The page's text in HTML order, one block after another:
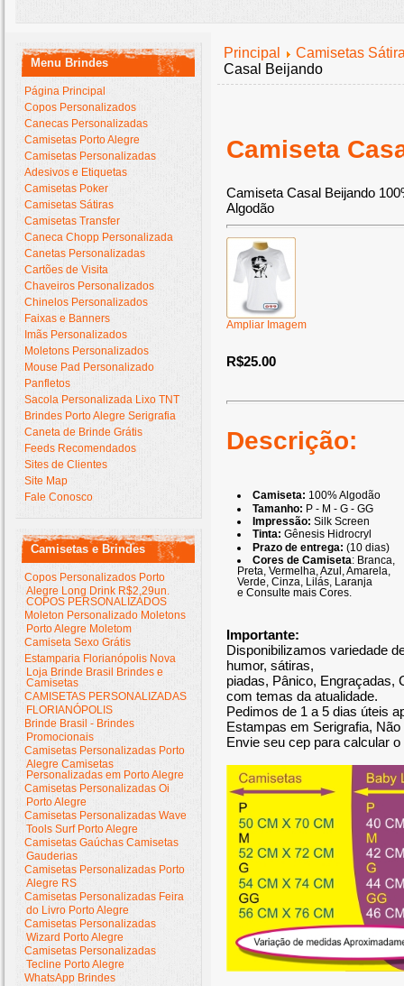
Menu Brindes
Página Principal
Copos Personalizados
Canecas Personalizadas
Camisetas Porto Alegre
Camisetas Personalizadas
Adesivos e Etiquetas
Camisetas Poker
Camisetas Sátiras
Camisetas Transfer
Caneca Chopp Personalizada
Canetas Personalizadas
Cartões de Visita
Chaveiros Personalizados
Chinelos Personalizados
Faixas e Banners
Imãs Personalizados
Moletons Personalizados
Mouse Pad Personalizado
Panfletos
Sacola Personalizada Lixo TNT
Brindes Porto Alegre Serigrafia
Caneta de Brinde Grátis
Feeds Recomendados
Sites de Clientes
Site Map
Fale Conosco
Camisetas e Brindes
Copos Personalizados Porto
Alegre Long Drink R$2,29un.
COPOS PERSONALIZADOS
Moleton Personalizado Moletons
Porto Alegre Moletom
Camiseta Sexo Grátis
Estamparia Florianópolis Nova
Loja Brinde Brasil Brindes e
Camisetas
CAMISETAS PERSONALIZADAS
FLORIANÓPOLIS
Brinde Brasil - Brindes
Promocionais
Camisetas Personalizadas Porto
Alegre Camisetas
Personalizadas em Porto Alegre
Camisetas Personalizadas Oi
Porto Alegre
Camisetas Personalizadas Wave
Tools Surf Porto Alegre
Camisetas Gaúchas Camisetas
Gauderias
Camisetas Personalizadas Porto
Alegre RS
Camisetas Personalizadas Feira
do Livro Porto Alegre
Camisetas Personalizadas
Wizard Porto Alegre
Camisetas Personalizadas
Tecline Porto Alegre
WhatsApp Brindes
Principal
Camisetas
Casal Beijando
Camiseta
Camiseta Casal Beijando
Algodão
Ampliar Imagem
R$25.00
Descrição:
Camiseta: 100% Algodão
Tamanho: P - M - G - GG
Impressão: Silk Screen
Tinta: Gênesis Hidrocryl
Prazo de entrega: (10 dias)
Cores de Camiseta: Branca,
Preta, Vermelha, Azul, Amarela,
Verde, Cinza, Lilás, Laranja
e Consulte mais Cores.
Importante:
Disponibilizamos variedade
humor, sátiras,
piadas, Pânico, Engraçadas,
com temas da atualidade.
Pedimos de 1 a 5 dias úteis
Estampas em Serigrafia, Não
Envie seu cep para calcular o